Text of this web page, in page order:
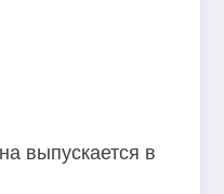
выпускается в